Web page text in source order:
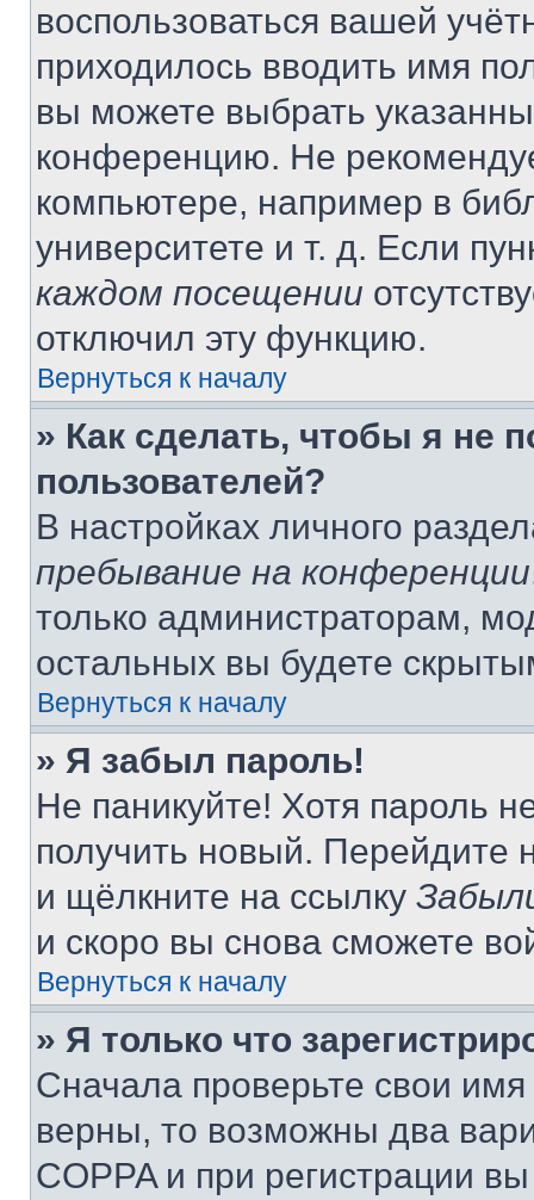
воспользоваться вашей
приходилось вводить имя
вы можете выбрать
конференцию. Не
компьютере, например в
университете и т. д. Если
каждом посещении
отключил эту функцию.
Вернуться к началу
» Как сделать, чтобы я не
пользователей?
В настройках личного
пребывание на конференции
только администраторам,
остальных вы будете
Вернуться к началу
» Я забыл пароль!
Не паникуйте! Хотя пароль
получить новый. Перейдите
и щёлкните на ссылку
и скоро вы снова сможете
Вернуться к началу
» Я только что
Сначала проверьте свои
верны, то возможны два
COPPA и при регистрации